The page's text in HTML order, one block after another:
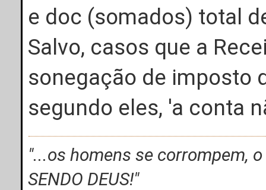
e doc (somados) total
Salvo, casos que a
sonegação de imposto
segundo eles, 'a conta
"...os homens se corrompem,
SENDO DEUS!"